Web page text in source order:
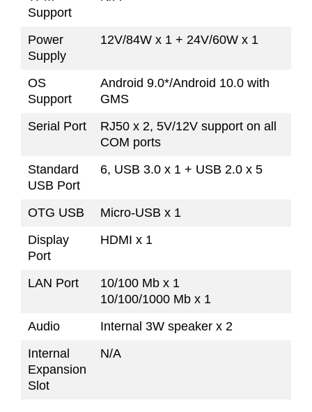
Support
Power
Supply
12V/84W x 1 + 24V/60W x 1
OS
Support
Android 9.0*/Android 10.0 with
GMS
Serial Port
RJ50 x 2, 5V/12V support on all
COM ports
Standard
USB Port
6, USB 3.0 x 1 + USB 2.0 x 5
OTG USB
Micro-USB x 1
Display
Port
HDMI x 1
LAN Port
10/100 Mb x 1
10/100/1000 Mb x 1
Audio
Internal 3W speaker x 2
Internal
Expansion
Slot
N/A